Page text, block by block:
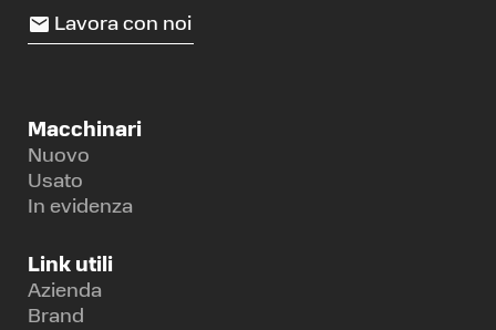
Lavora con noi
Macchinari
Nuovo
Usato
In evidenza
Link utili
Azienda
Brand